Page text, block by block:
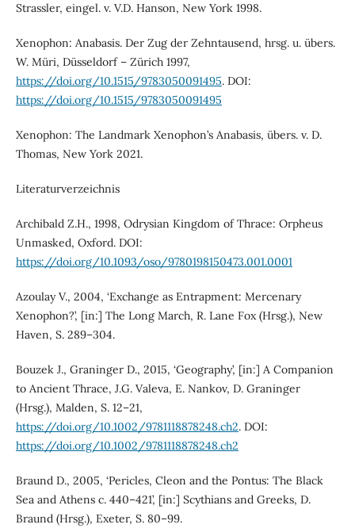
Strassler, eingel. v. V.D. Hanson, New York 1998.
Xenophon: Anabasis. Der Zug der Zehntausend, hrsg. u. übers.
W. Müri, Düsseldorf – Zürich 1997,
https://doi.org/10.1515/9783050091495. DOI:
https://doi.org/10.1515/9783050091495
Xenophon: The Landmark Xenophon’s Anabasis, übers. v. D.
Thomas, New York 2021.
Literaturverzeichnis
Archibald Z.H., 1998, Odrysian Kingdom of Thrace: Orpheus
Unmasked, Oxford. DOI:
https://doi.org/10.1093/oso/9780198150473.001.0001
Azoulay V., 2004, ‘Exchange as Entrapment: Mercenary
Xenophon?’, [in:] The Long March, R. Lane Fox (Hrsg.), New
Haven, S. 289–304.
Bouzek J., Graninger D., 2015, ‘Geography’, [in:] A Companion
to Ancient Thrace, J.G. Valeva, E. Nankov, D. Graninger
(Hrsg.), Malden, S. 12–21,
https://doi.org/10.1002/9781118878248.ch2. DOI:
https://doi.org/10.1002/9781118878248.ch2
Braund D., 2005, ‘Pericles, Cleon and the Pontus: The Black
Sea and Athens c. 440–421’, [in:] Scythians and Greeks, D.
Braund (Hrsg.), Exeter, S. 80–99.